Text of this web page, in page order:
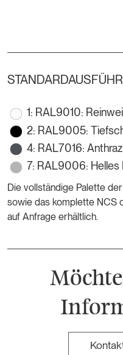
1: RAL9010:
2: RAL9005:
4: RAL7016:
7: RAL9006: Helles
Die vollständige Palette
sowie das komplette NCS
auf Anfrage erhältlich.